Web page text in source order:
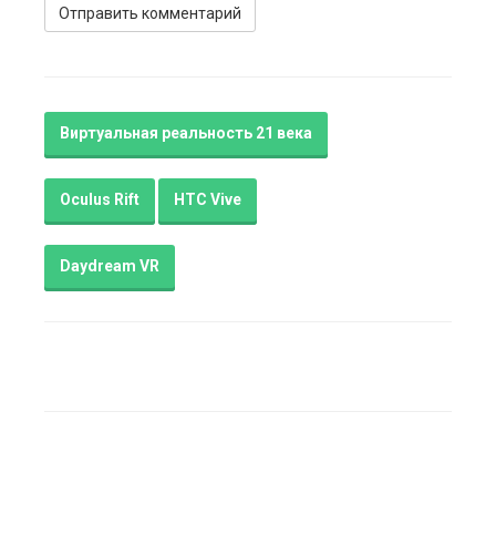
Виртуальная реальность 21 века
Oculus Rift HTC Vive
Daydream VR